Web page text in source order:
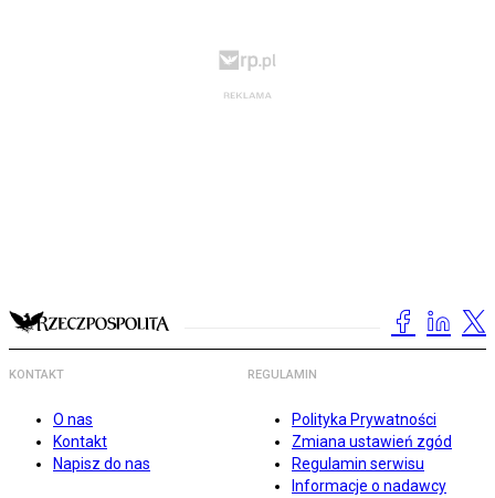
KONTAKT
O nas
Kontakt
Napisz do nas
REGULAMIN
Polityka Prywatności
Zmiana ustawień zgód
Regulamin serwisu
Informacje o nadawcy